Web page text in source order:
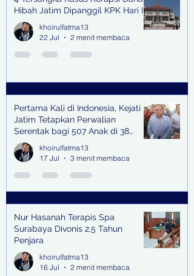
Hibah Jatim Dipanggil KPK Hari Ini
khoirulfatma13
22 Jul
2 menit membaca
Pertama Kali di Indonesia, Kejati
Jatim Tetapkan Perwalian
Serentak bagi 507 Anak di 38
Kabupaten & Kota
khoirulfatma13
17 Jul
3 menit membaca
Nur Hasanah Terapis Spa
Surabaya Divonis 2,5 Tahun
Penjara
khoirulfatma13
16 Jul
2 menit membaca